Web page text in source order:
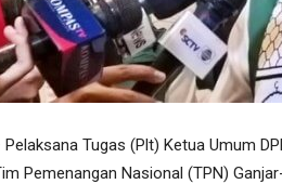
Tugas (Plt) Ketua Umum
Pemenangan Nasional (TPN)